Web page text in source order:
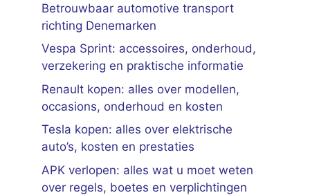
Betrouwbaar automotive transport
richting Denemarken
Vespa Sprint: accessoires, onderhoud,
verzekering en praktische informatie
Renault kopen: alles over modellen,
occasions, onderhoud en kosten
Tesla kopen: alles over elektrische
auto’s, kosten en prestaties
APK verlopen: alles wat u moet weten
over regels, boetes en verplichtingen